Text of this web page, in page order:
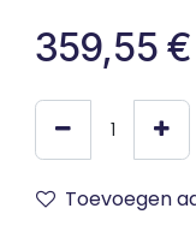
359,55 €
Toevoegen